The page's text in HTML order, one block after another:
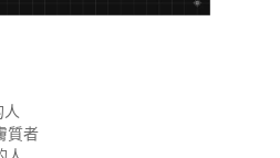
人
質者